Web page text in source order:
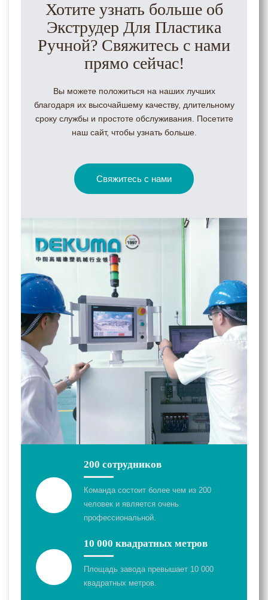
Хотите узнать больше об
Экструдер Для Пластика
Ручной? Свяжитесь с нами
прямо сейчас!
Вы можете положиться на наших лучших
благодаря их высочайшему качеству, длительному
сроку службы и простоте обслуживания. Посетите
наш сайт, чтобы узнать больше.
Свяжитесь с нами
200 сотрудников
Команда состоит более чем из 200
человек и является очень
профессиональной.
10 000 квадратных метров
Площадь завода превышает 10 000
квадратных метров.